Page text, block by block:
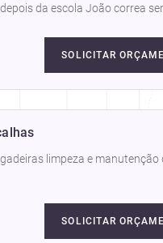
SOLICITAR
limpeza e manutenção
SOLICITAR